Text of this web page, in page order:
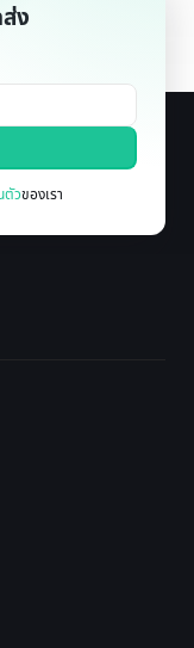
ง
ตัวของเรา